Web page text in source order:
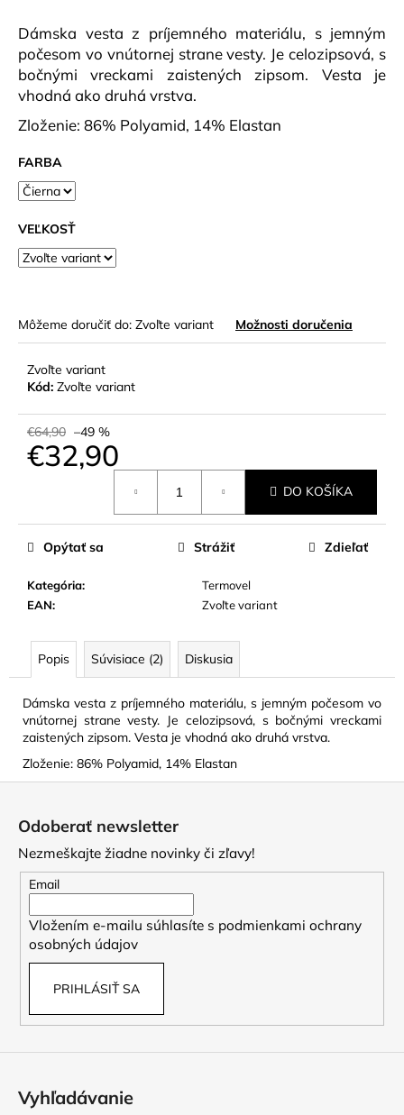
Dámska vesta z príjemného materiálu, s jemným
počesom vo vnútornej strane vesty. Je celozipsová, s
bočnými vreckami zaistených zipsom. Vesta je
vhodná ako druhá vrstva.
Zloženie: 86% Polyamid, 14% Elastan
FARBA
VEĽKOSŤ
Môžeme doručiť do: Zvoľte variant Možnosti doručenia
Zvoľte variant
Kód: Zvoľte variant
€64,90 –49 %
€32,90
DO KOŠÍKA
Kategória:
Termovel
EAN: Zvoľte variant
Opýtať sa Strážiť Zdieľať
Popis Súvisiace (2) Diskusia
Dámska vesta z príjemného materiálu, s jemným počesom vo
vnútornej strane vesty. Je celozipsová, s bočnými vreckami
zaistených zipsom. Vesta je vhodná ako druhá vrstva.
Zloženie: 86% Polyamid, 14% Elastan
a
m
e
DÁMSKE
TRIČKO
ELZA
KRR
CYKLÁMEN
Odoberať newsletter
Nezmeškajte žiadne novinky či zľavy!
Email
Vložením e-mailu súhlasíte s podmienkami ochrany
osobných údajov
PRIHLÁSIŤ SA
Vyhľadávanie